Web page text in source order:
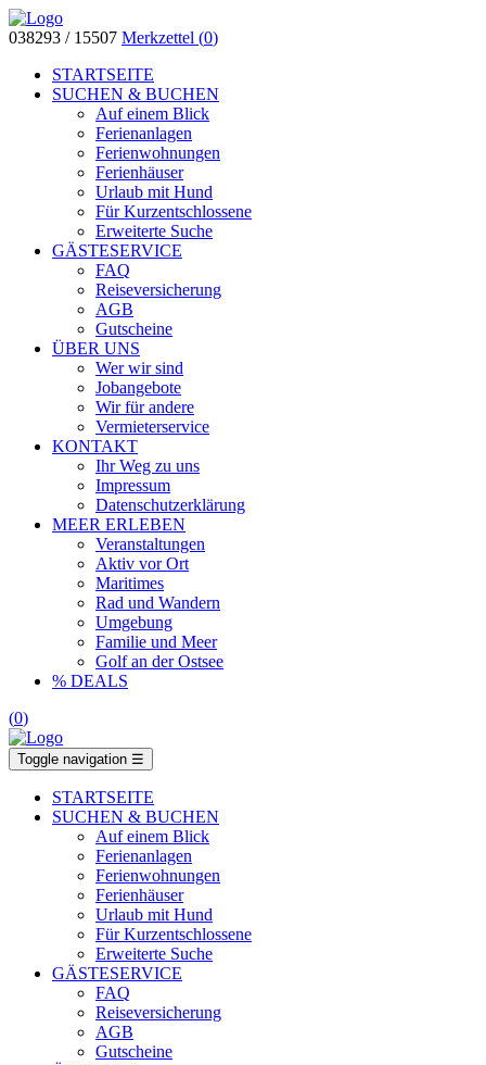
038293 / 15507 Merkzettel (0)
STARTSEITE
SUCHEN & BUCHEN
Auf einem Blick
Ferienanlagen
Ferienwohnungen
Ferienhäuser
Urlaub mit Hund
Für Kurzentschlossene
Erweiterte Suche
GÄSTESERVICE
FAQ
Reiseversicherung
AGB
Gutscheine
ÜBER UNS
Wer wir sind
Jobangebote
Wir für andere
Vermieterservice
KONTAKT
Ihr Weg zu uns
Impressum
Datenschutzerklärung
MEER ERLEBEN
Veranstaltungen
Aktiv vor Ort
Maritimes
Rad und Wandern
Umgebung
Familie und Meer
Golf an der Ostsee
% DEALS
(0)
Toggle navigation ☰
STARTSEITE
SUCHEN & BUCHEN
Auf einem Blick
Ferienanlagen
Ferienwohnungen
Ferienhäuser
Urlaub mit Hund
Für Kurzentschlossene
Erweiterte Suche
GÄSTESERVICE
FAQ
Reiseversicherung
AGB
Gutscheine